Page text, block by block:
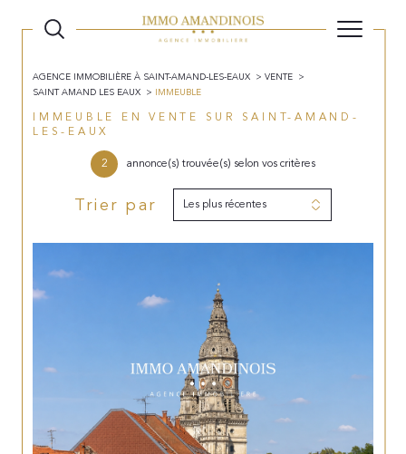
AGENCE IMMOBILIÈRE À SAINT-AMAND-LES-EAUX
VENTE
SAINT AMAND LES EAUX
IMMEUBLE
IMMEUBLE EN VENTE SUR SAINT-AMAND-
LES-EAUX
2
annonce(s) trouvée(s) selon vos critères
Trier par Les plus récentes